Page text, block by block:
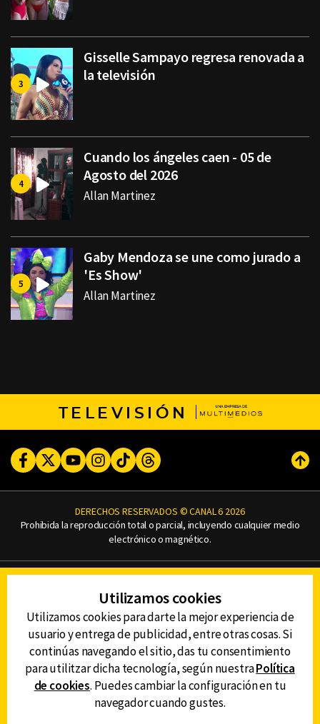
Gisselle Sampayo regresa renovada a
la televisión
Cuando los ángeles caen - 05 de
Agosto del 2026
Allan Martinez
Gaby Mendoza se une como jurado a
'Es Show'
Allan Martinez
TELEVISIÓN
FacebookTwitterYoutubeInstagram
TikTokThreads
DERECHOS RESERVADOS © CANAL 6 2026
Prohibida la reproducción total o parcial, incluyendo cualquier medio
electrónico o magnético.
AVISO DE PRIVACIDAD
AVISO LEGAL
DEFENSORÍA DE LAS AUDIENCIAS
DESCARGA LA APP DE CANAL 6
Utilizamos cookies
Utilizamos cookies para darte la mejor experiencia de
usuario y entrega de publicidad, entre otras cosas. Si
continúas navegando el sitio, das tu consentimiento
para utilitzar dicha tecnología, según nuestraPolítica
de cookies. Puedes cambiar la configuración en tu
navegador cuando gustes.